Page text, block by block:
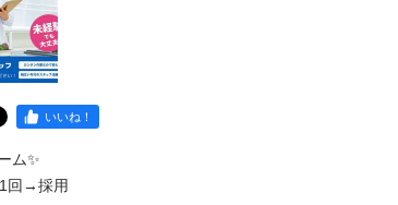
いいね！
ム✨
回→採用